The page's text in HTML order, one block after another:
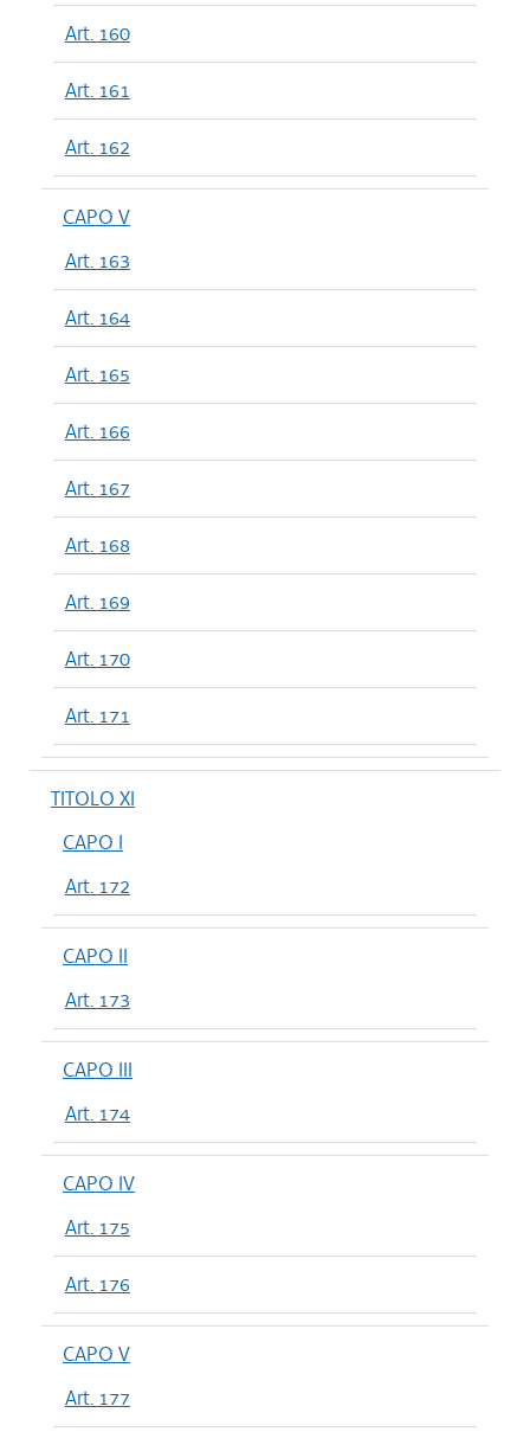
Art. 160
Art. 161
Art. 162
CAPO V
Art. 163
Art. 164
Art. 165
Art. 166
Art. 167
Art. 168
Art. 169
Art. 170
Art. 171
TITOLO XI
CAPO I
Art. 172
CAPO II
Art. 173
CAPO III
Art. 174
CAPO IV
Art. 175
Art. 176
CAPO V
Art. 177